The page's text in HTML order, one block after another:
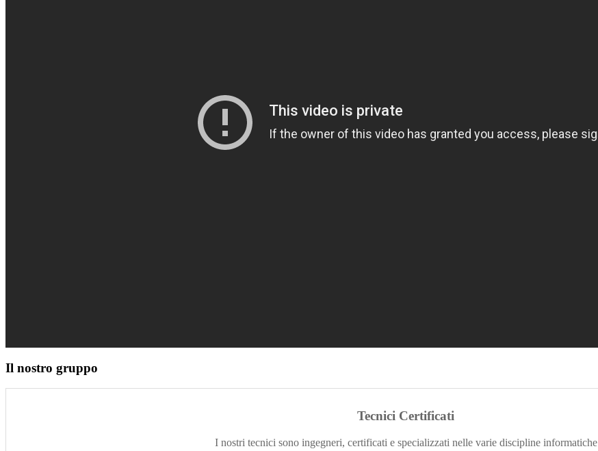
Il nostro gruppo
Tecnici Certificati
I nostri tecnici sono ingegneri, certificati e specializzati nelle varie discipline informatiche